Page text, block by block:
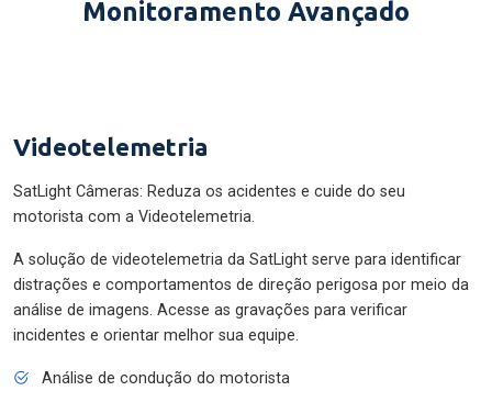
Monitoramento Avançado
Videotelemetria
SatLight Câmeras: Reduza os acidentes e cuide do seu
motorista com a Videotelemetria.
A solução de videotelemetria da SatLight serve para identificar
distrações e comportamentos de direção perigosa por meio da
análise de imagens. Acesse as gravações para verificar
incidentes e orientar melhor sua equipe.
Análise de condução do motorista